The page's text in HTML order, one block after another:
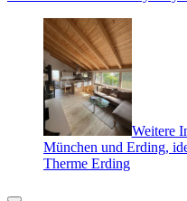
Weitere
München und Erding,
Therme Erding